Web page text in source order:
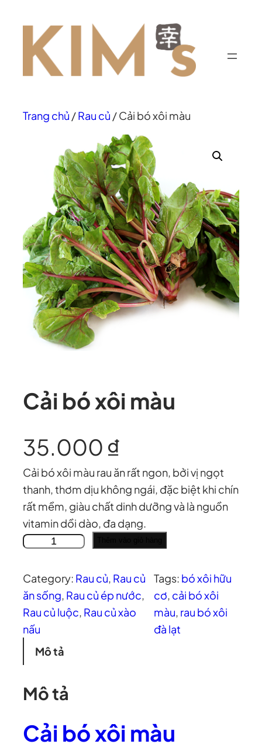
đến
dung
Trang chủ /Rau củ / Cải bó xôi màu
Cải bó xôi màu
35.000 ₫
Cải bó xôi màu rau ăn rất ngon, bởi vị ngọt
thanh, thơm dịu không ngái, đặc biệt khi chín
rất mềm, giàu chất dinh dưỡng và là nguồn
vitamin dồi dào, đa dạng.
C
i
b
ó
x
ô
à
s
ố
Category: Rau củ, Rau củ
ăn sống, Rau củ ép nước
Rau củ luộc, Rau củ xào
nấu
Tags: bó xôi hữu
cơ, cải bó xôi
màu, rau bó xôi
đà lạt
Mô tả
Mô tả
Cải bó xôi màu